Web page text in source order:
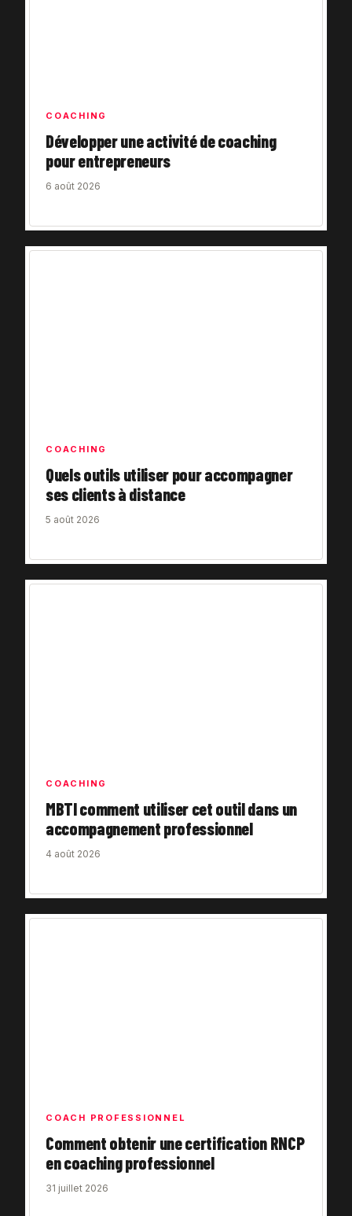
COACHING
Développer une activité de coaching
pour entrepreneurs
6 août 2026
COACHING
Quels outils utiliser pour accompagner
ses clients à distance
5 août 2026
COACHING
MBTI comment utiliser cet outil dans un
accompagnement professionnel
4 août 2026
COACH PROFESSIONNEL
Comment obtenir une certification RNCP
en coaching professionnel
31 juillet 2026